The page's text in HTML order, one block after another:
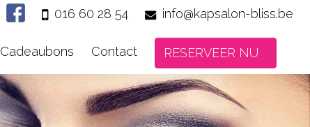
info@kapsalon-bliss.be
016 60 28 54
Cadeaubons Contact RESERVEER NU